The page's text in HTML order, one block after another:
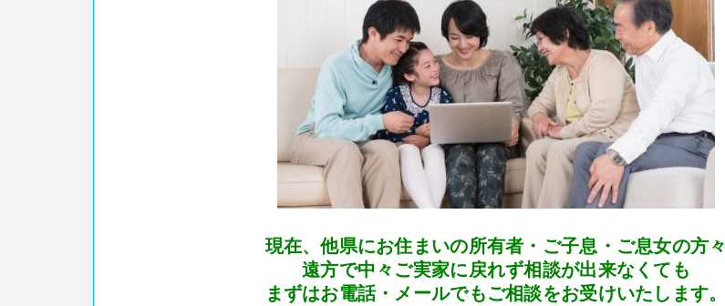
現在、他県にお住まいの所有者・ご子息・ご息女の方々
遠方で中々ご実家に戻れず相談が出来なくても
まずはお電話・メールでもご相談をお受けいたします。